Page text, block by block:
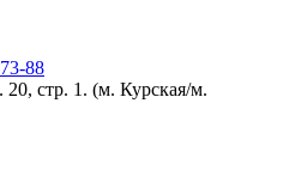
88
стр. 1. (м. Курская/м.